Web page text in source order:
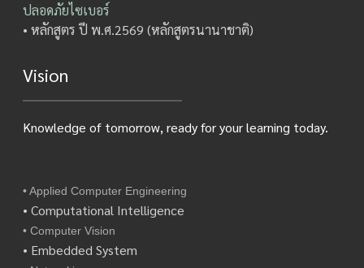
ปลอดภัยไซเบอร์
• หลักสูตร ปี พ.ศ.2569 (หลักสูตรนานาชาติ)
Vision
Knowledge of tomorrow, ready for your learning today.
• Applied Computer Engineering
• Computational Intelligence
• Computer Vision
• Embedded System